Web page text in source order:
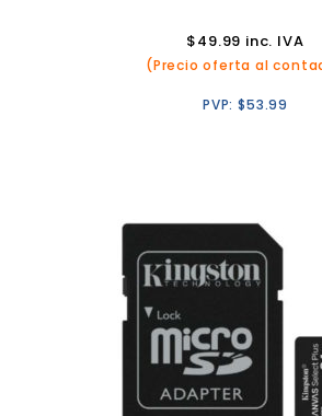
$49.99 inc. IVA
(Precio oferta al
PVP:$53.99